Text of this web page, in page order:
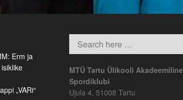
Erm ja
„VARi“
MTÜ Tartu Ülikooli Akadeemiline
Spordiklubi
Ujula 4, 51008 Tartu